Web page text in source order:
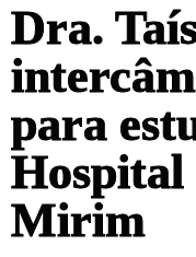
Dra.
para
Mirim